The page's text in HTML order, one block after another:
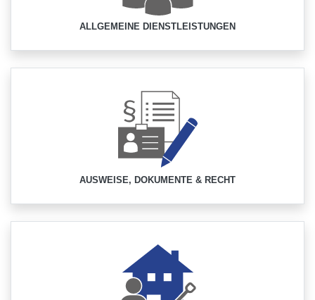
ALLGEMEINE DIENSTLEISTUNGEN
AUSWEISE, DOKUMENTE & RECHT